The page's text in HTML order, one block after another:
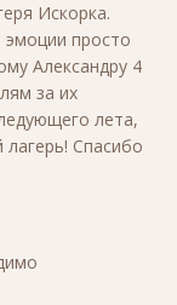
Искорка.
просто
Александру 4
за их
лета,
Спасибо